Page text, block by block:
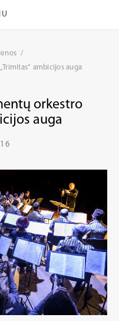
ambicijos auga
orkestro
auga